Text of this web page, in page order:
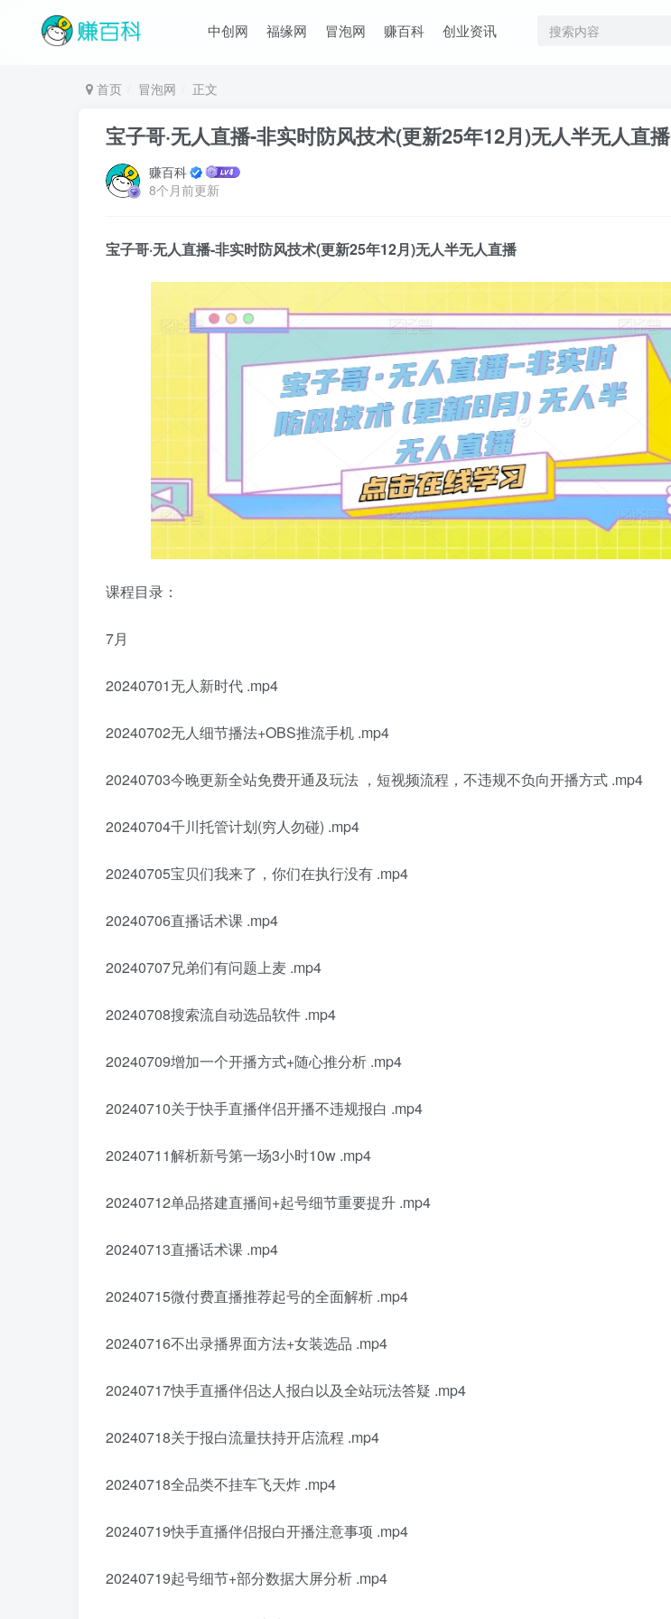
中创网 福缘网 冒泡网 赚百科 创业资讯
首页 冒泡网 正文
宝子哥·无人直播-非实时防风技术(更新25年12月)无人半无人直播
赚百科
8个月前更新
宝子哥·无人直播-非实时防风技术(更新25年12月)无人半无人直播
课程目录：
7月
20240701无人新时代 .mp4
20240702无人细节播法+OBS推流手机 .mp4
20240703今晚更新全站免费开通及玩法 ，短视频流程，不违规不负向开播方式 .mp4
20240704千川托管计划(穷人勿碰) .mp4
20240705宝贝们我来了，你们在执行没有 .mp4
20240706直播话术课 .mp4
20240707兄弟们有问题上麦 .mp4
20240708搜索流自动选品软件 .mp4
20240709增加一个开播方式+随心推分析 .mp4
20240710关于快手直播伴侣开播不违规报白 .mp4
20240711解析新号第一场3小时10w .mp4
20240712单品搭建直播间+起号细节重要提升 .mp4
20240713直播话术课 .mp4
20240715微付费直播推荐起号的全面解析 .mp4
20240716不出录播界面方法+女装选品 .mp4
20240717快手直播伴侣达人报白以及全站玩法答疑 .mp4
20240718关于报白流量扶持开店流程 .mp4
20240718全品类不挂车飞天炸 .mp4
20240719快手直播伴侣报白开播注意事项 .mp4
20240719起号细节+部分数据大屏分析 .mp4